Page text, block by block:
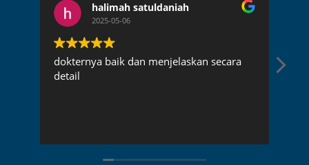
halimah satuldaniah
2025-05-06
dokternya baik dan menjelaskan secara
detail